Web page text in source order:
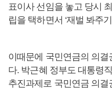
표이사 선임을 놓고 당시
립을 택하면서 ‘재벌 봐주
이때문에 국민연금의 의
다. 박근혜 정부도 대통령
추진과제로 국민연금 의결